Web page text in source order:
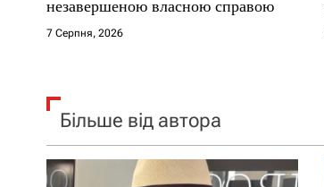
в
незавершеною власною справою
7 Серпня, 2026
Більше від автора